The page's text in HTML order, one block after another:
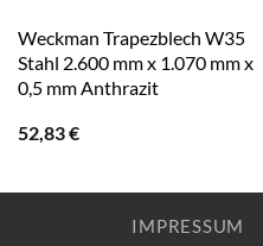
Weckman Trapezblech W35
Stahl 2.600 mm x 1.070 mm x
0,5 mm Anthrazit
52,83€
IMPRESSUM